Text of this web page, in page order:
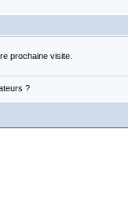
prochaine visite.
?